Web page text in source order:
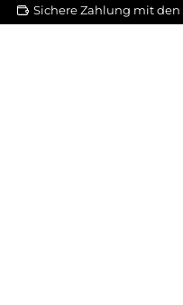
Sichere Zahlung mit